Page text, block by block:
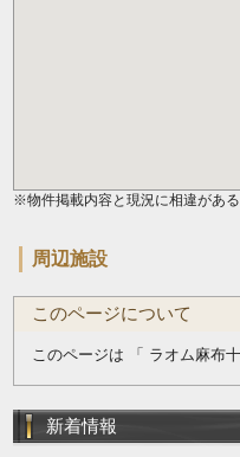
※物件掲載内容と現況に相違があ
周辺施設
このページについて
このページは 「 ラオム麻布
新着情報